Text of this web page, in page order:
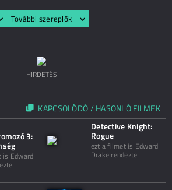
További szereplők
HIRDETÉS
KAPCSOLÓDÓ / HASONLÓ FILMEK
3:
Edward
Detective Knight:
Rogue
ezt a filmet is Edward
Drake rendezte